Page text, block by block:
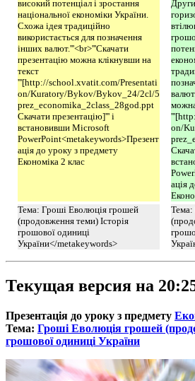
високий потенціал і зростання
національної економіки України.
Схожа ідея традиційно
використається для позначення
інших валют.'''<br>'''Скачати
презентацію можна клікнувши на
текст
'''[http://school.xvatit.com/Presentati
on/Kuratory/Bykov/Bykov_24/2cl/5
prez_economika_2class_28god.ppt
Скачати презентацію]''' і
встановивши Microsoft
PowerPoint<metakeywords>Презент
ація до уроку з предмету
Економіка 2 клас
on/
ація
Тема: Гроші Еволюція грошей
(продовження теми) Історія
грошової одиниці
України</metakeywords>
Тема:
Текущая версия на
Презентація до уроку з предмету
Тема: Гроші Еволюція грошей
грошової одиниці України